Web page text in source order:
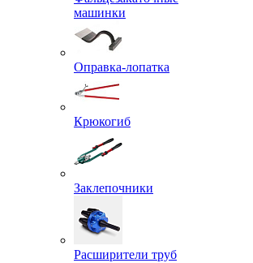
машинки
Оправка-лопатка
Крюкогиб
Заклепочники
Расширители труб